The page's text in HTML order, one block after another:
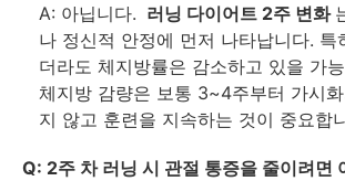
A: 아닙니다. 러닝 다이어트 2주 변화
나 정신적 안정에 먼저 나타납니다. 특
더라도 체지방률은 감소하고 있을 가
체지방 감량은 보통 3~4주부터 가시
지 않고 훈련을 지속하는 것이 중요합
Q: 2주 차 러닝 시 관절 통증을 줄이려면